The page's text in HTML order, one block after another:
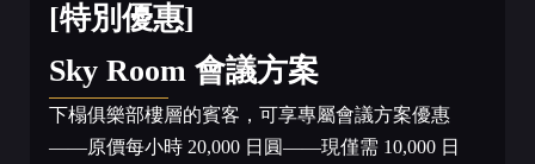
[特別優惠]
Sky Room 會議方案
下榻俱樂部樓層的賓客，可享專屬會議方案優惠
——原價每小時 20,000 日圓——現僅需 10,000 日